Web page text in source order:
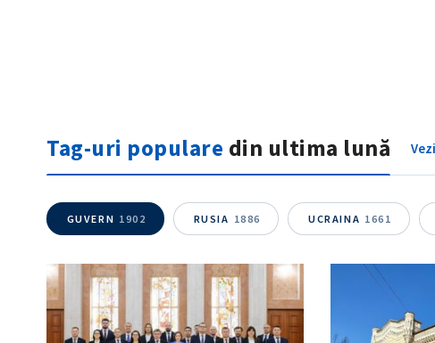
Tag-uri populare din ultima lună
GUVERN 1902 RUSIA 1886 UCRAINA 1661